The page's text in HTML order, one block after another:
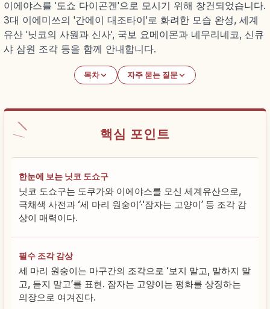
이에야스를 '도쇼 다이곤겐'으로 모시기 위해 창건되었습니다.
3대 이에미쓰의 '간에이 대조타이'로 화려한 모습 완성, 세계
유산 '닛코의 사원과 신사', 국보 요메이몬과 네무리네코, 신큐
샤 삼원 조각 등을 함께 안내합니다.
목차 자주 묻는 질문
핵심 포인트
한눈에 보는 닛코 도쇼구
닛코 도쇼구는 도쿠가와 이에야스를 모신 세계유산으로,
극채색 사전과 ‘세 마리 원숭이’·‘잠자는 고양이’ 등 조각 감
상이 매력이다.
필수 조각 감상
세 마리 원숭이는 마구간의 조각으로 ‘보지 말고, 말하지 말
고, 듣지 말고’를 표현. 잠자는 고양이는 평화를 상징하는
의장으로 여겨진다.